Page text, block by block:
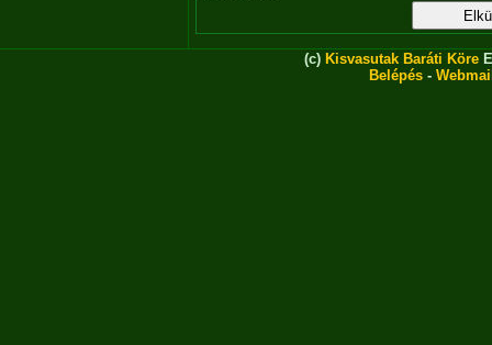
(c) Kisvasutak Baráti Köre
Belépés -